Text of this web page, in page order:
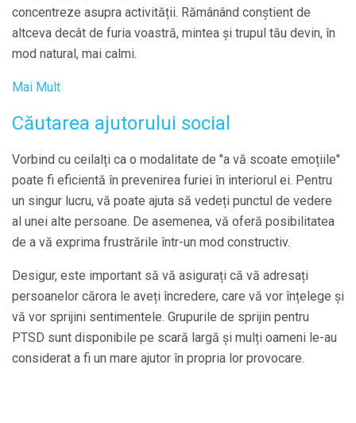
concentreze asupra activității. Rămânând conștient de
altceva decât de furia voastră, mintea și trupul tău devin, în
mod natural, mai calmi.
Mai Mult
Căutarea ajutorului social
Vorbind cu ceilalți ca o modalitate de "a vă scoate emoțiile"
poate fi eficientă în prevenirea furiei în interiorul ei. Pentru
un singur lucru, vă poate ajuta să vedeți punctul de vedere
al unei alte persoane. De asemenea, vă oferă posibilitatea
de a vă exprima frustrările într-un mod constructiv.
Desigur, este important să vă asigurați că vă adresați
persoanelor cărora le aveți încredere, care vă vor înțelege și
vă vor sprijini sentimentele. Grupurile de sprijin pentru
PTSD sunt disponibile pe scară largă și mulți oameni le-au
considerat a fi un mare ajutor în propria lor provocare.